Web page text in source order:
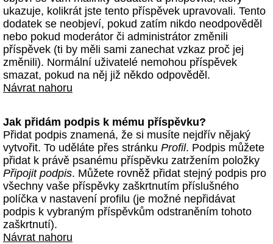
ukazuje, kolikrát jste tento příspěvek upravovali. Tento
dodatek se neobjeví, pokud zatím nikdo neodpověděl
nebo pokud moderátor či administrátor změnili
příspěvek (ti by měli sami zanechat vzkaz proč jej
změnili). Normální uživatelé nemohou příspěvek
smazat, pokud na něj již někdo odpověděl.
Návrat nahoru
Jak přidám podpis k mému příspěvku?
Přidat podpis znamená, že si musíte nejdřív nějaký
vytvořit. To uděláte přes stránku Profil. Podpis můžete
přidat k právě psanému příspěvku zatržením položky
Připojit podpis. Můžete rovněž přidat stejný podpis pro
všechny vaše příspěvky zaškrtnutím příslušného
políčka v nastavení profilu (je možné nepřidávat
podpis k vybraným příspěvkům odstraněním tohoto
zaškrtnutí).
Návrat nahoru